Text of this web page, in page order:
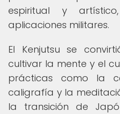
espiritual y
aplicaciones militares.
El Kenjutsu se
cultivar la mente y el
prácticas como la
caligrafía y la
la transición de